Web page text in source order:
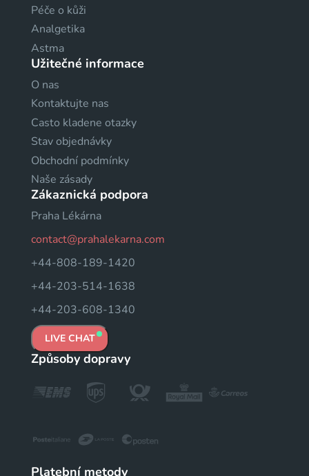
Péče o kůži
Analgetika
Astma
Užitečné informace
O nas
Kontaktujte nas
Casto kladene otazky
Stav objednávky
Obchodní podmínky
Naše zásady
Zákaznická podpora
Praha Lékárna
contact@prahalekarna.com
+44-808-189-1420
+44-203-514-1638
+44-203-608-1340
LIVE CHAT
Způsoby dopravy
Platební metody